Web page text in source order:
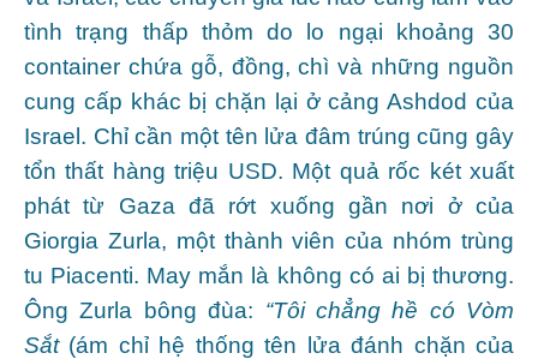
tình trạng thấp thỏm do lo ngại khoảng 30
container chứa gỗ, đồng, chì và những nguồn
cung cấp khác bị chặn lại ở cảng Ashdod của
Israel. Chỉ cần một tên lửa đâm trúng cũng gây
tổn thất hàng triệu USD. Một quả rốc két xuất
phát từ Gaza đã rớt xuống gần nơi ở của
Giorgia Zurla, một thành viên của nhóm trùng
tu Piacenti. May mắn là không có ai bị thương.
Ông Zurla bông đùa: “Tôi chẳng hề có Vòm
Sắt(ám chỉ hệ thống tên lửa đánh chặn của